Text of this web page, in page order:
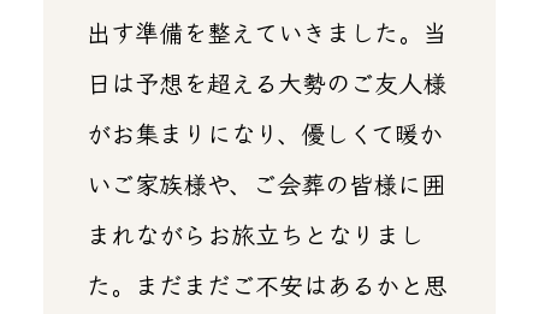
出す準備を整えていきました。当
日は予想を超える大勢のご友人様
がお集まりになり、優しくて暖か
いご家族様や、ご会葬の皆様に囲
まれながらお旅立ちとなりまし
た。まだまだご不安はあるかと思